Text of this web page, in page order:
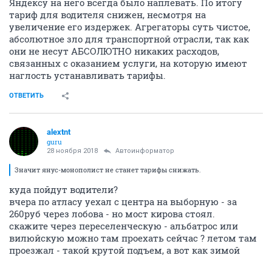
Яндексу на него всегда было наплевать. По итогу
тариф для водителя снижен, несмотря на
увеличение его издержек. Агрегаторы суть чистое,
абсолютное зло для транспортной отрасли, так как
они не несут АБСОЛЮТНО никаких расходов,
связанных с оказанием услуги, на которую имеют
наглость устанавливать тарифы.
ОТВЕТИТЬ
alextnt
guru
28 ноября 2018 Автоинформатор
Значит янус-монополист не станет тарифы снижать.
куда пойдут водители?
вчера по атласу уехал с центра на выборную - за
260руб через лобова - но мост кирова стоял.
скажите через переселенческую - альбатрос или
вилюйскую можно там проехать сейчас ? летом там
проезжал - такой крутой подъем, а вот как зимой